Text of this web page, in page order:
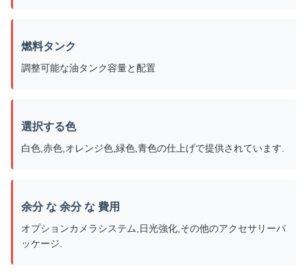
燃料タンク
調整可能な油タンク容量と配置
選択する色
白色,赤色,オレンジ色,緑色,青色の仕上げで提供されています.
余分 な 余分 な 費用
オプションカメラシステム,日光強化,その他のアクセサリーパ
ッケージ.